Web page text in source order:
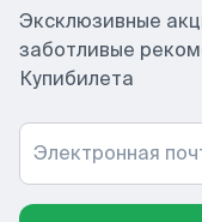
Эксклюзивные
заботливые
Купибилета
Электронная